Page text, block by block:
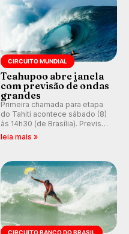
CIRCUITO MUNDIAL
Teahupoo abre janela
com previsão de ondas
grandes
Primeira chamada para etapa
do Tahiti acontece sábado (8)
às 14h30 (de Brasília). Previsão
indica swell consistente.
Medina embarca para evento e
Kelly Slater convidado.
leia mais »
CIRCUITO BANCO DO BRASIL